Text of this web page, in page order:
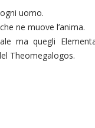
uomo.
ne muove l’anima.
ma quegli
Theomegalogos.